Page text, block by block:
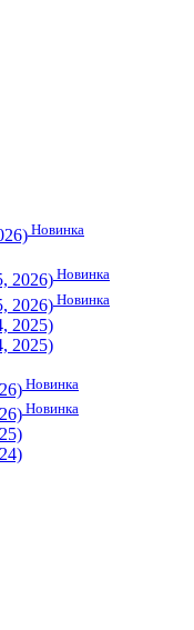
Новинка
2026)Новинка
2026)Новинка
2025)
2025)
Новинка
Новинка